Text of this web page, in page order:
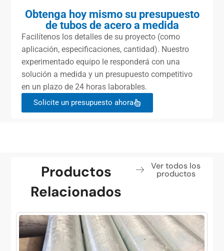
Obtenga hoy mismo su presupuesto
de tubos de acero a medida
Facilítenos los detalles de su proyecto (como
aplicación, especificaciones, cantidad). Nuestro
experimentado equipo le responderá con una
solución a medida y un presupuesto competitivo
en un plazo de 24 horas laborables.
Solicite un presupuesto ahora
Productos
Relacionados
Ver todos los
productos